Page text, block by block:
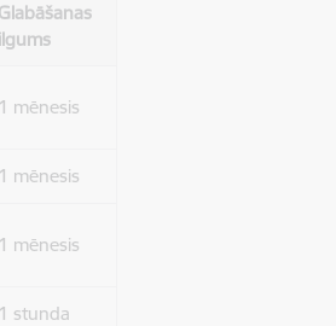
Glabāšanas
ilgums
1 mēnesis
1 mēnesis
1 mēnesis
1 stunda